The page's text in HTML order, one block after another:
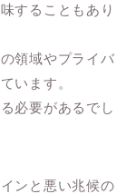
することもあり
領域やプライバ
います。
必要があるでし
ンと悪い兆候の